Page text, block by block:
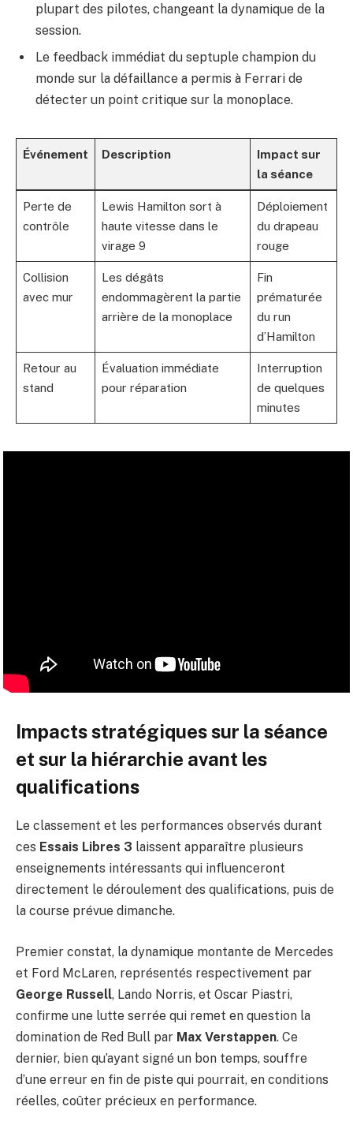
plupart des pilotes, changeant la dynamique de la
session.
Le feedback immédiat du septuple champion du
monde sur la défaillance a permis à Ferrari de
détecter un point critique sur la monoplace.
Événement Description
Impact sur
la séance
Perte de
contrôle
Lewis Hamilton sort à
haute vitesse dans le
virage 9
Déploiement
du drapeau
rouge
Collision
avec mur
Les dégâts
endommagèrent la partie
arrière de la monoplace
Fin
prématurée
du run
d’Hamilton
Retour au
stand
Évaluation immédiate
pour réparation
Interruption
de quelques
minutes
Impacts stratégiques sur la séance
et sur la hiérarchie avant les
qualifications
Le classement et les performances observés durant
ces Essais Libres 3 laissent apparaître plusieurs
enseignements intéressants qui influenceront
directement le déroulement des qualifications, puis de
la course prévue dimanche.
Premier constat, la dynamique montante de Mercedes
et Ford McLaren, représentés respectivement par
George Russell, Lando Norris, et Oscar Piastri,
confirme une lutte serrée qui remet en question la
domination de Red Bull par Max Verstappen. Ce
dernier, bien qu’ayant signé un bon temps, souffre
d’une erreur en fin de piste qui pourrait, en conditions
réelles, coûter précieux en performance.